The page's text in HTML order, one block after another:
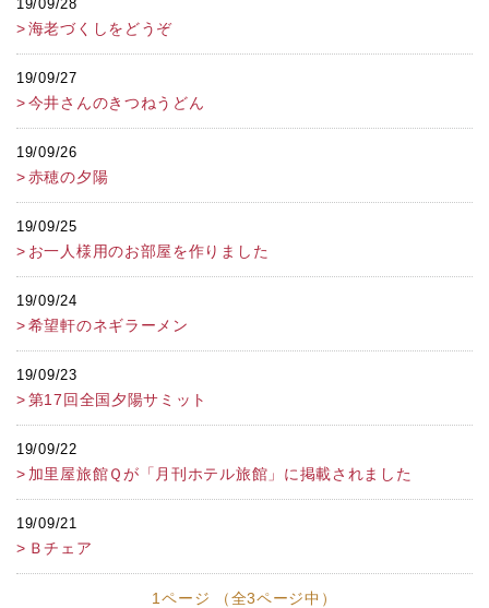
19/09/28
海老づくしをどうぞ
19/09/27
今井さんのきつねうどん
19/09/26
赤穂の夕陽
19/09/25
お一人様用のお部屋を作りました
19/09/24
希望軒のネギラーメン
19/09/23
第17回全国夕陽サミット
19/09/22
加里屋旅館Ｑが「月刊ホテル旅館」に掲載されました
19/09/21
Ｂチェア
1ページ （全3ページ中）